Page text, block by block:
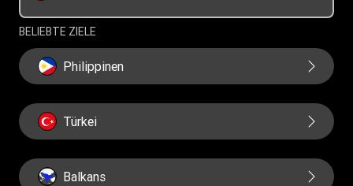
BELIEBTE ZIELE
Philippinen
Türkei
Balkans